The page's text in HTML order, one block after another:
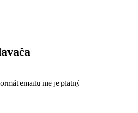
emailu nie je platný